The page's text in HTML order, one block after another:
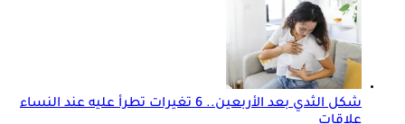
شكل الثدي بعد الأربعين.. 6 تغيرات تطرأ عليه عند النساء
علاقات